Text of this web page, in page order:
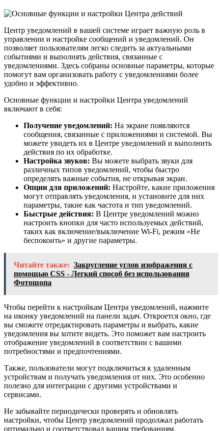
Центр уведомлений в вашей системе играет важную роль в
управлении и настройке сообщений и уведомлений. Он
позволяет пользователям легко следить за актуальными
событиями и выполнять действия, связанные с
уведомлениями. Здесь собраны основные параметры, которые
помогут вам организовать работу с уведомлениями более
удобно и эффективно.
Основные функции и настройки Центра уведомлений
включают в себя:
Получение уведомлений: На экране появляются
сообщения, связанные с приложениями и системой. Вы
можете увидеть их в Центре уведомлений и выполнить
действия по их обработке.
Настройка звуков: Вы можете выбрать звуки для
различных типов уведомлений, чтобы быстро
определять важные события, не открывая экран.
Опции для приложений: Настройте, какие приложения
могут отправлять уведомления, и установите для них
параметры, такие как частота и тип уведомлений.
Быстрые действия: В Центре уведомлений можно
настроить кнопки для часто используемых действий,
таких как включение/выключение Wi-Fi, режим «Не
беспокоить» и другие параметры.
Читайте также: Закругление углов изображения с
помощью CSS - Легкий способ без использования
Фотошопа
Чтобы перейти к настройкам Центра уведомлений, нажмите
на иконку уведомлений на панели задач. Откроется окно, где
вы сможете отредактировать параметры и выбрать, какие
уведомления вы хотите видеть. Это поможет вам настроить
отображение уведомлений в соответствии с вашими
потребностями и предпочтениями.
Также, пользователи могут подключиться к удаленным
устройствам и получать уведомления от них. Это особенно
полезно для интеграции с другими устройствами и
сервисами.
Не забывайте периодически проверять и обновлять
настройки, чтобы Центр уведомлений продолжал работать
оптимально и соответствовал вашим требованиям.